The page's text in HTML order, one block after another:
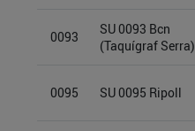
0093
SU 0093 Bcn
(Taquígraf Serra)
0095 SU 0095 Ripoll